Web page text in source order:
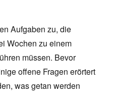
Aufgaben zu, die
Wochen zu einem
müssen. Bevor
offene Fragen erörtert
was getan werden